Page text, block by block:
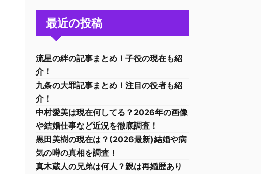
最近の投稿
流星の絆の記事まとめ！子役の現在も紹
介！
九条の大罪記事まとめ！注目の役者も紹
介！
中村愛美は現在何してる？2026年の画像
や結婚仕事など近況を徹底調査！
黒田美樹の現在は？(2026最新)結婚や病
気の噂の真相を調査！
真木蔵人の兄弟は何人？親は再婚歴あり